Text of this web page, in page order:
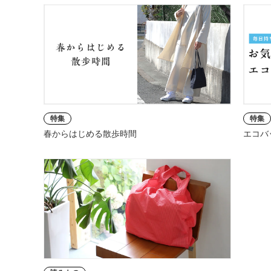
特集
春からはじめる散歩時間
特集
エコバ